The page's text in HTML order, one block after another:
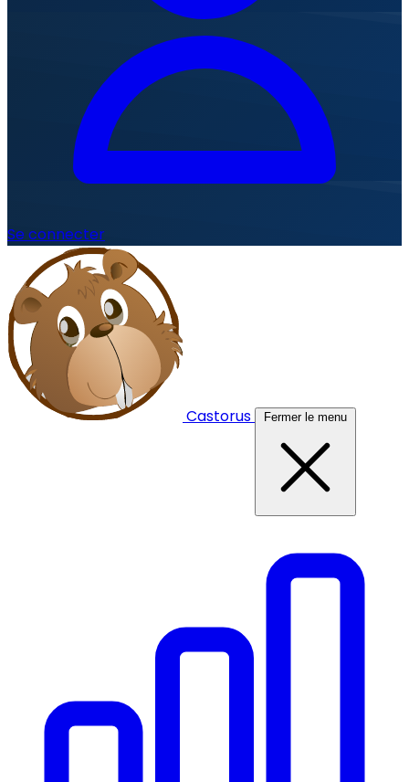
Se connecter
Castorus Fermer le menu